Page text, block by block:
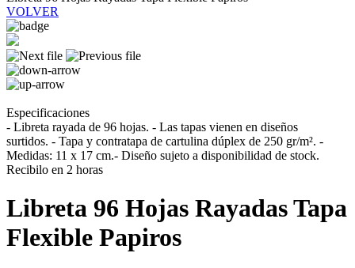
VOLVER
Especificaciones
- Libreta rayada de 96 hojas. - Las tapas vienen en diseños
surtidos. - Tapa y contratapa de cartulina dúplex de 250 gr/m². -
Medidas: 11 x 17 cm.- Diseño sujeto a disponibilidad de stock.
Recibilo en 2 horas
Libreta 96 Hojas Rayadas Tapa
Flexible Papiros